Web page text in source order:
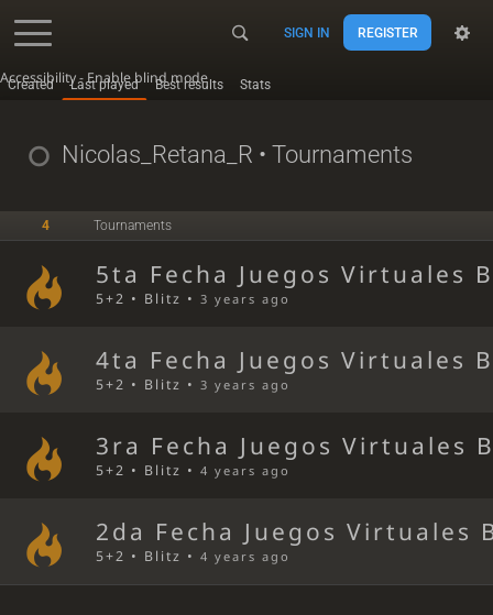
Accessibility - Enable blind mode
SIGN IN REGISTER
Created Last played Best results Stats
Nicolas_Retana_R • Tournaments
4 Tournaments
5ta Fecha Juegos Virtuales
5+2 • Blitz •3 years ago
4ta Fecha Juegos Virtuales
5+2 • Blitz •3 years ago
3ra Fecha Juegos Virtuales
5+2 • Blitz •4 years ago
2da Fecha Juegos Virtuales
5+2 • Blitz •4 years ago